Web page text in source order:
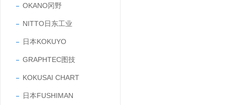
OKANO冈野
NITTO日东工业
日本KOKUYO
GRAPHTEC图技
KOKUSAI CHART
日本FUSHIMAN